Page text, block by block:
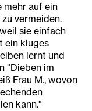
mehr auf ein
vermeiden.
sie einfach
ein kluges
lernt und
"Dieben im
Frau M., wovon
kann."